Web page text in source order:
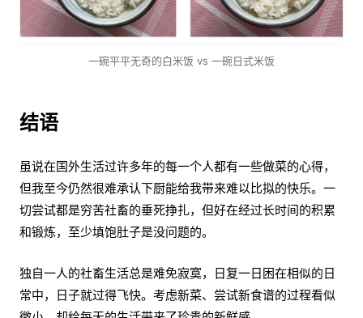
一碗平平无奇的白米饭 vs 一碗日式米饭
结语
虽说在国外生活过许多年的每一个人都有一些做菜的心得，
但我至今仍然很难承认下厨能给我带来难以比拟的快乐。一
切尝试都是穷苦社畜的垂死挣扎，但好在经过长时间的积累
和锻炼，至少填饱肚子是没问题的。
独自一人的社畜生活总是难免寂寞，日复一日困在相似的日
常中，日子就过得飞快。考虑新菜、尝试新食谱的过程看似